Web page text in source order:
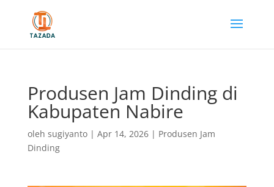
Produsen Jam Dinding di
Kabupaten Nabire
oleh sugiyanto| Apr 14, 2026| Produsen Jam
Dinding